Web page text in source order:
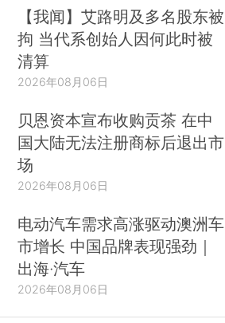
【我闻】艾路明及多名股东被
拘 当代系创始人因何此时被
清算
2026年08月06日
贝恩资本宣布收购贡茶 在中
国大陆无法注册商标后退出市
场
2026年08月06日
电动汽车需求高涨驱动澳洲车
市增长 中国品牌表现强劲｜
出海·汽车
2026年08月06日